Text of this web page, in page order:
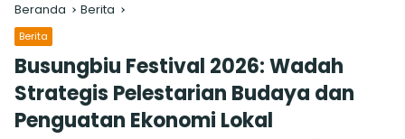
Beranda Berita
Berita
Busungbiu Festival 2026: Wadah
Strategis Pelestarian Budaya dan
Penguatan Ekonomi Lokal